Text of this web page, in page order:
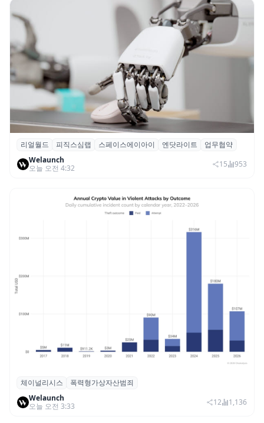
리얼월드, 로봇테크 스타트업 3곳과 손잡고
휴머노이드 표준 만든다
리얼월드 피직스심랩 스페이스에이아이 엔닷라이트
업무협약
Welaunch
오늘 오전 4:32
15 953
체이널리시스 “가상자산 보유자 대상 폭력
범죄 증가…상반기 탈취액 3000만 달러 돌파
체이널리시스
폭력형가상자산범죄
Welaunch
오늘 오전 3:33
12 1,136